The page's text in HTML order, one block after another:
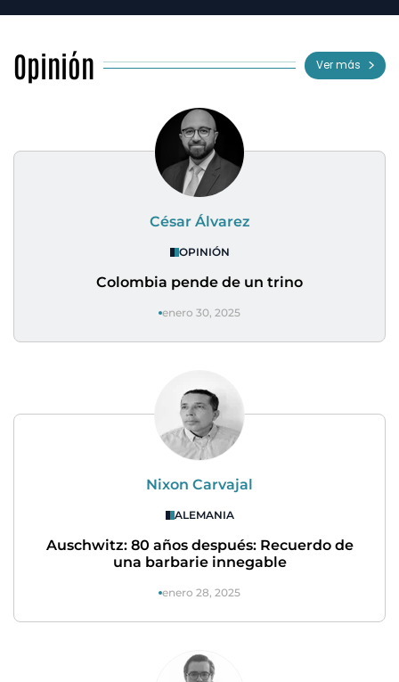
Opinión Ver más
César Álvarez
OPINIÓN
Colombia pende de un trino
enero 30, 2025
Nixon Carvajal
ALEMANIA
Auschwitz: 80 años después: Recuerdo de
una barbarie innegable
enero 28, 2025